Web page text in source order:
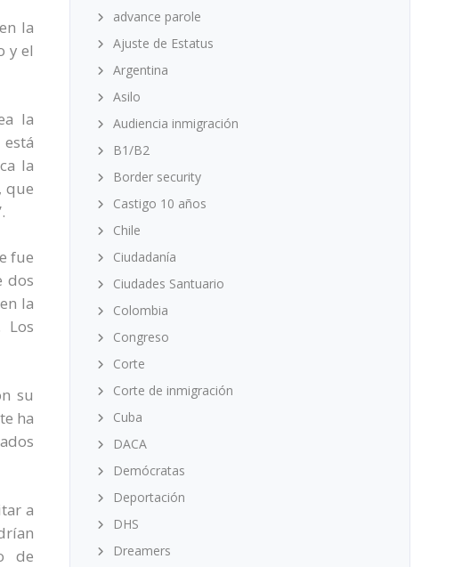
la
y el
la
la
que
fue
dos
la
Los
su
ha
a
de
advance parole
Ajuste de Estatus
Argentina
Asilo
Audiencia inmigración
B1/B2
Border security
Castigo 10 años
Chile
Ciudadanía
Ciudades Santuario
Colombia
Congreso
Corte
Corte de inmigración
Cuba
DACA
Demócratas
Deportación
DHS
Dreamers